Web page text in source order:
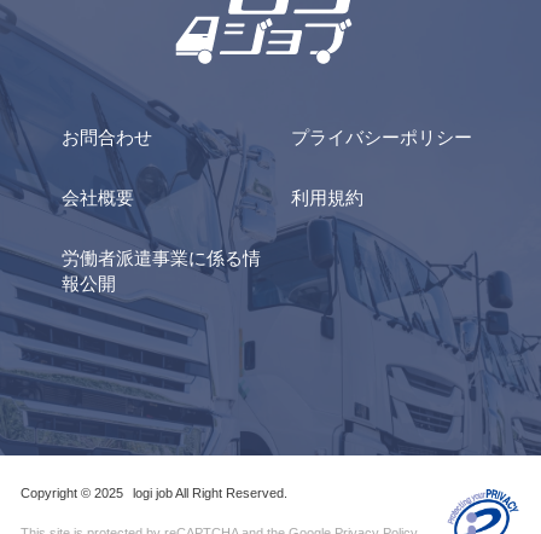
会社概要
プライバシーポリシー
利用規約
労働者派遣事業に係る情
報公開
お問合わせ
Copyright © 2025 logi job All Right Reserved.